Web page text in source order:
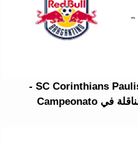
مباراة RB Bragantino ضد SC Corinthians Paulista -
الموعد 2026-08-10 والقنوات الناقلة في Campeonato